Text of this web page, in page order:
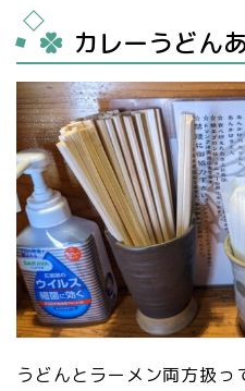
カレーうどん
うどんとラーメン両方扱っ